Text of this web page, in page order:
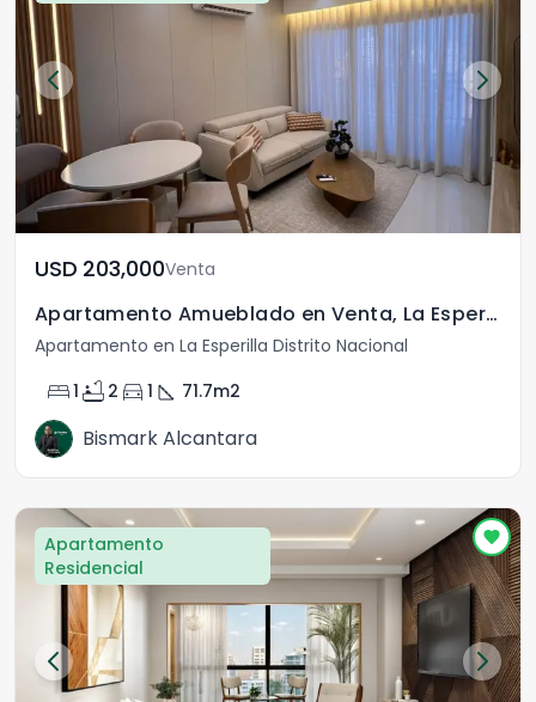
USD	203,000Venta
Apartamento Amueblado en Venta, La Esperilla
Apartamento en La Esperilla Distrito Nacional
bed1 bathtub 2 directions_car 1 square_foot 71.7m2
Bismark Alcantara
Apartamento
Residencial